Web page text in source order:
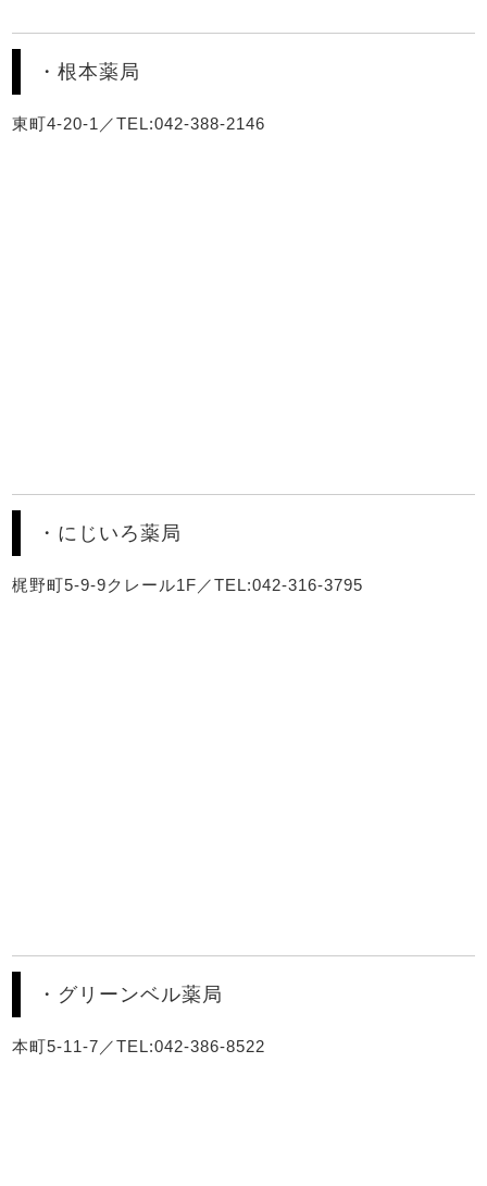
・根本薬局
東町4-20-1／TEL:042-388-2146
・にじいろ薬局
梶野町5-9-9クレール1F／TEL:042-316-3795
・グリーンベル薬局
本町5-11-7／TEL:042-386-8522